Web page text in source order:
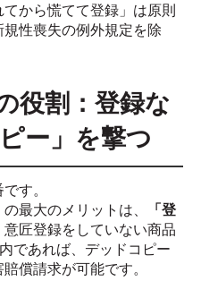
から慌てて登録」は原則
性喪失の例外規定を除
役割：登録な
ー」を撃つ
す。
最大のメリットは、
「登
匠登録をしていない商品
であれば、デッドコピー
償請求が可能です。